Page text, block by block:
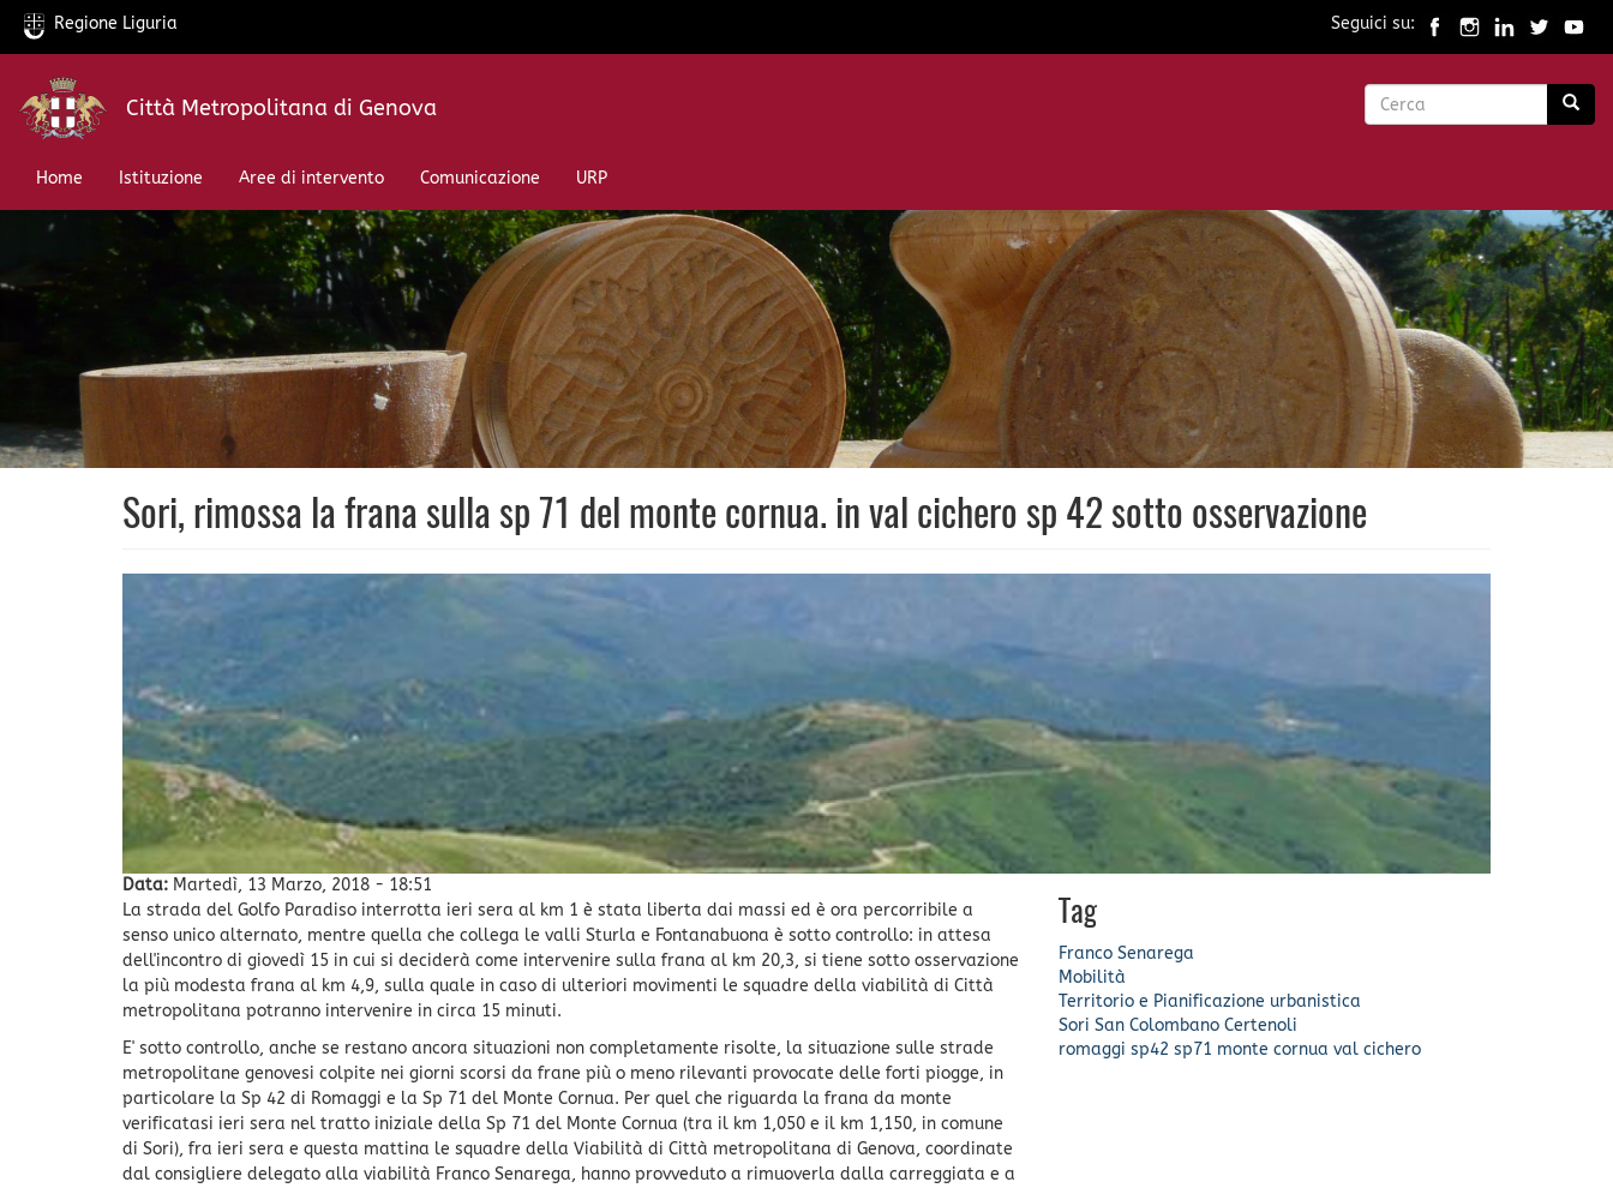
Salta
contenuto
Regione Liguria Seguici su:
Città Metropolitana di Genova
Form
Home
Istituzione Aree di intervento Comunicazione URP
Sori, rimossa la frana sulla sp 71 del monte cornua. in val cichero sp 42 sotto osservazione
Data: Martedì, 13 Marzo, 2018 - 18:51
La strada del Golfo Paradiso interrotta ieri sera al km 1 è stata liberta dai massi ed è ora percorribile a
senso unico alternato, mentre quella che collega le valli Sturla e Fontanabuona è sotto controllo: in attesa
dell'incontro di giovedì 15 in cui si deciderà come intervenire sulla frana al km 20,3, si tiene sotto osservazione
la più modesta frana al km 4,9, sulla quale in caso di ulteriori movimenti le squadre della viabilità di Città
metropolitana potranno intervenire in circa 15 minuti.
E' sotto controllo, anche se restano ancora situazioni non completamente risolte, la situazione sulle strade
metropolitane genovesi colpite nei giorni scorsi da frane più o meno rilevanti provocate delle forti piogge, in
particolare la Sp 42 di Romaggi e la Sp 71 del Monte Cornua. Per quel che riguarda la frana da monte
verificatasi ieri sera nel tratto iniziale della Sp 71 del Monte Cornua (tra il km 1,050 e il km 1,150, in comune
di Sori), fra ieri sera e questa mattina le squadre della Viabilità di Città metropolitana di Genova, coordinate
dal consigliere delegato alla viabilità Franco Senarega, hanno provveduto a rimuoverla dalla carreggiata e a
Tag
Franco Senarega
Mobilità
Territorio e Pianificazione urbanistica
Sori San Colombano Certenoli
romaggi sp42 sp71 monte cornua val cichero